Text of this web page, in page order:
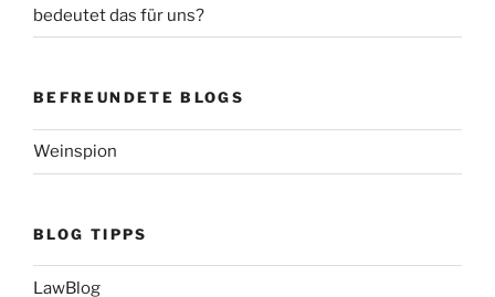
bedeutet das für uns?
BEFREUNDETE BLOGS
Weinspion
BLOG TIPPS
LawBlog